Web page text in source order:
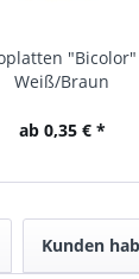
Weiß/Braun
ab 0,35 € *
Kunden